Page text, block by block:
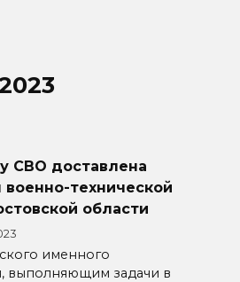
СВО доставлена
военно-технической
области
именного
выполняющим задачи в